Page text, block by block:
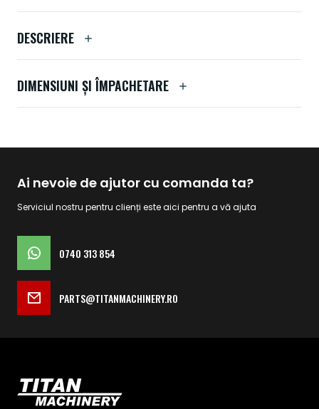
DESCRIERE
DIMENSIUNI ȘI ÎMPACHETARE
Ai nevoie de ajutor cu comanda ta?
Serviciul nostru pentru clienți este aici pentru a vă ajuta
0740 313 854
PARTS@TITANMACHINERY.RO